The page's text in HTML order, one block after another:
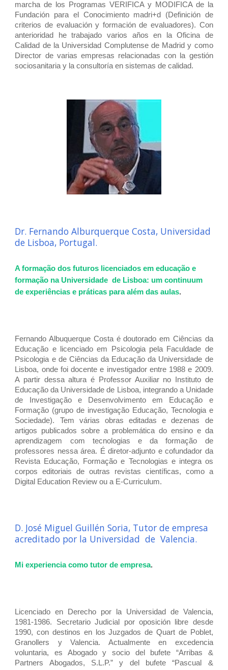
marcha de los Programas VERIFICA y MODIFICA de la
Fundación para el Conocimiento madri+d (Definición de
criterios de evaluación y formación de evaluadores). Con
anterioridad he trabajado varios años en la Oficina de
Calidad de la Universidad Complutense de Madrid y como
Director de varias empresas relacionadas con la gestión
sociosanitaria y la consultoría en sistemas de calidad.
Dr. Fernando Alburquerque Costa, Universidad
de Lisboa, Portugal.
A formação dos futuros licenciados em educação e
formação na Universidade de Lisboa: um continuum
de experiências e práticas para além das aulas.
Fernando Albuquerque Costa é doutorado em Ciências da
Educação e licenciado em Psicologia pela Faculdade de
Psicologia e de Ciências da Educação da Universidade de
Lisboa, onde foi docente e investigador entre 1988 e 2009.
A partir dessa altura é Professor Auxiliar no Instituto de
Educação da Universidade de Lisboa, integrando a Unidade
de Investigação e Desenvolvimento em Educação e
Formação (grupo de investigação Educação, Tecnologia e
Sociedade). Tem várias obras editadas e dezenas de
artigos publicados sobre a problemática do ensino e da
aprendizagem com tecnologias e da formação de
professores nessa área. É diretor-adjunto e cofundador da
Revista Educação, Formação e Tecnologias e integra os
corpos editoriais de outras revistas científicas, como a
Digital Education Review ou a E-Curriculum.
D. José Miguel Guillén Soria, Tutor de empresa
acreditado por la Universidad de Valencia.
Mi experiencia como tutor de empresa.
Licenciado en Derecho por la Universidad de Valencia,
1981-1986. Secretario Judicial por oposición libre desde
1990, con destinos en los Juzgados de Quart de Poblet,
Granollers y Valencia. Actualmente en excedencia
voluntaria, es Abogado y socio del bufete “Arribas &
Partners Abogados, S.L.P.” y del bufete “Pascual &